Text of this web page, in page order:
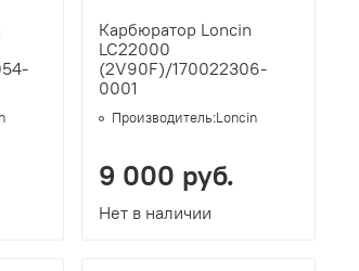
Карбюратор Loncin
LC22000
(2V90F)/170022306-
0001
Производитель:Loncin
Нет в наличии
9 000 руб.